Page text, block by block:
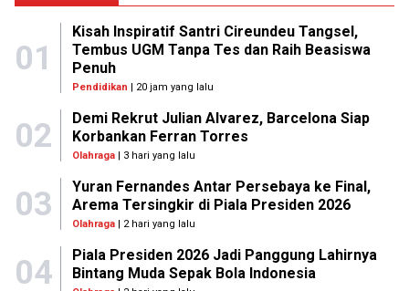
01
Kisah Inspiratif Santri Cireundeu Tangsel,
Tembus UGM Tanpa Tes dan Raih Beasiswa
Penuh
Pendidikan | 20 jam yang lalu
02
Demi Rekrut Julian Alvarez, Barcelona Siap
Korbankan Ferran Torres
Olahraga| 3 hari yang lalu
03
Yuran Fernandes Antar Persebaya ke Final,
Arema Tersingkir di Piala Presiden 2026
Olahraga| 2 hari yang lalu
04
Piala Presiden 2026 Jadi Panggung Lahirnya
Bintang Muda Sepak Bola Indonesia